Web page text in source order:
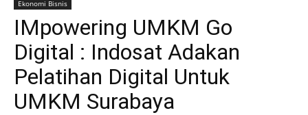
Ekonomi Bisnis
IMpowering UMKM Go
Digital : Indosat Adakan
Pelatihan Digital Untuk
UMKM Surabaya